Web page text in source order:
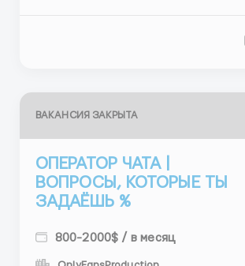
ВАКАНСИЯ ЗАКРЫТА
ОПЕРАТОР ЧАТА |
ВОПРОСЫ, КОТОРЫЕ ТЫ
ЗАДАЁШЬ %
800-2000$ / в месяц